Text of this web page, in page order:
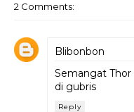
2 Comments:
Blibonbon
Semangat
di gubris
Reply